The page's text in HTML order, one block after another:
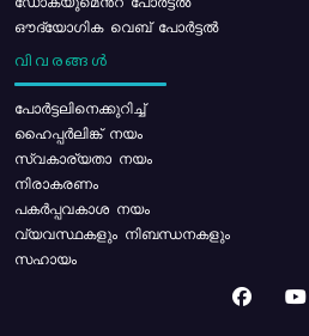
ഔദ്യോഗിക വെബ് പോർട്ടൽ
വിവരങ്ങൾ
പോര്‍ട്ടലിനെക്കുറിച്ച്
ഹൈപ്പർലിങ്ക് നയം
സ്വകാര്യതാ നയം
നിരാകരണം
പകർപ്പവകാശ നയം
വ്യവസ്ഥകളും നിബന്ധനകളും
സഹായം